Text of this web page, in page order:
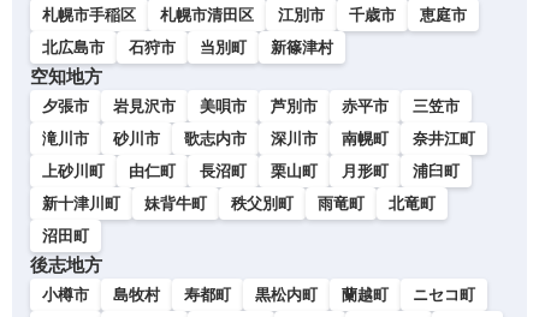
札幌市手稲区
札幌市清田区 江別市 千歳市
恵庭市
北広島市
石狩市 当別町 新篠津村
空知地方
夕張市 岩見沢市 美唄市 芦別市 赤平市
三笠市
滝川市
砂川市 歌志内市 深川市 南幌町
奈井江町
上砂川町
由仁町 長沼町 栗山町 月形町
浦臼町
新十津川町
妹背牛町 秩父別町 雨竜町
北竜町
沼田町
後志地方
小樽市 島牧村 寿都町 黒松内町 蘭越町
ニセコ町